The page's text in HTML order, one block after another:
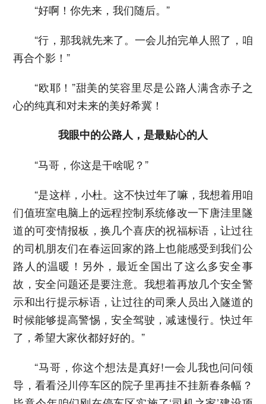
“好啊！你先来，我们随后。”
“行，那我就先来了。一会儿拍完单人照了，咱
再合个影！”
“欧耶！”甜美的笑容里尽是公路人满含赤子之
心的纯真和对未来的美好希冀！
我眼中的公路人，是最贴心的人
“马哥，你这是干啥呢？”
“是这样，小杜。这不快过年了嘛，我想着用咱
们值班室电脑上的远程控制系统修改一下唐洼里隧
道的可变情报板，换几个喜庆的祝福标语，让过往
的司机朋友们在春运回家的路上也能感受到我们公
路人的温暖！另外，最近全国出了这么多安全事
故，安全问题还是要注意。我想着再放几个安全警
示和出行提示标语，让过往的司乘人员出入隧道的
时候能够提高警惕，安全驾驶，减速慢行。快过年
了，希望大家伙都好好的。”
“马哥，你这个想法是真好!一会儿我也问问领
导，看看泾川停车区的院子里再挂不挂新春条幅？